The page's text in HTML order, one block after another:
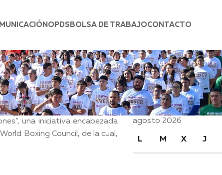
OPDS BOLSA DE TRABAJOCONTACTO
una iniciativa encabezada
Boxing Council, de la cual,
agosto 2026
L M X J